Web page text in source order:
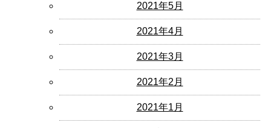
2021年5月
2021年4月
2021年3月
2021年2月
2021年1月